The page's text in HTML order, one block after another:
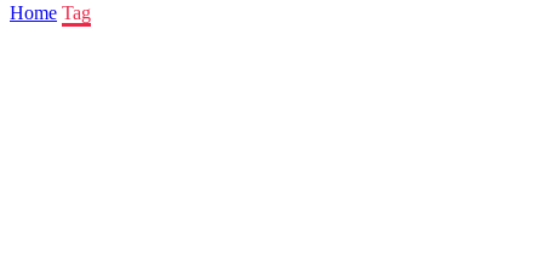
Home Tag